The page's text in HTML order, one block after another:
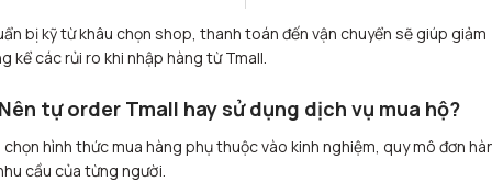
bị kỹ từ khâu chọn shop, thanh toán đến vận chuyển sẽ giúp giảm
kể các rủi ro khi nhập hàng từ Tmall.
tự order Tmall hay sử dụng dịch vụ mua hộ?
chọn hình thức mua hàng phụ thuộc vào kinh nghiệm, quy mô đơn
cầu của từng người.